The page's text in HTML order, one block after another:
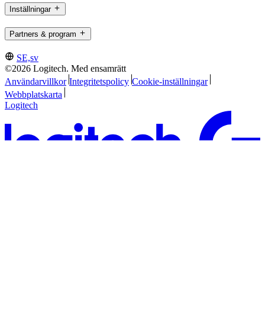
Inställningar
Partners & program
SE,sv
©2026 Logitech. Med ensamrätt
Användarvillkor Integritetspolicy Cookie-inställningar
Webbplatskarta
Logitech